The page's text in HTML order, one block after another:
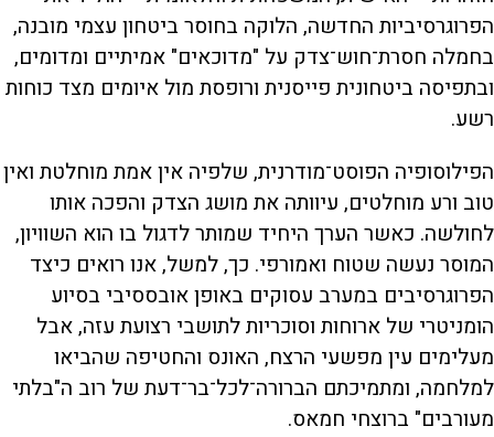
הפרוגרסיביות החדשה, הלוקה בחוסר ביטחון עצמי מובנה,
בחמלה חסרת־חוש־צדק על "מדוכאים" אמיתיים ומדומים,
ובתפיסה ביטחונית פייסנית ורופסת מול איומים מצד כוחות
רשע.
הפילוסופיה הפוסט־מודרנית, שלפיה אין אמת מוחלטת ואין
טוב ורע מוחלטים, עיוותה את מושג הצדק והפכה אותו
לחולשה. כאשר הערך היחיד שמותר לדגול בו הוא השוויון,
המוסר נעשה שטוח ואמורפי. כך, למשל, אנו רואים כיצד
הפרוגרסיבים במערב עסוקים באופן אובססיבי בסיוע
הומניטרי של ארוחות וסוכריות לתושבי רצועת עזה, אבל
מעלימים עין מפשעי הרצח, האונס והחטיפה שהביאו
למלחמה, ומתמיכתם הברורה־לכל־בר־דעת של רוב ה"בלתי
מעורבים" ברוצחי חמאס.